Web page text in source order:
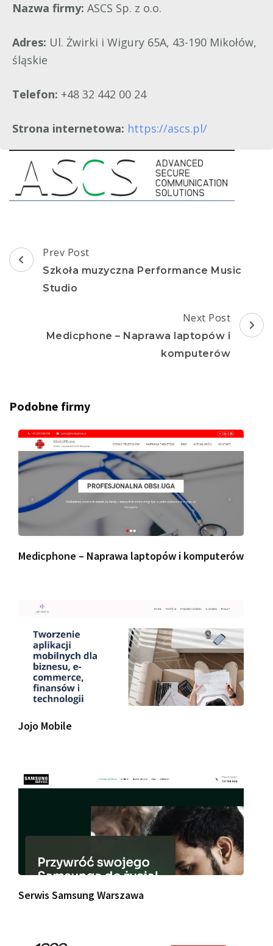
Nazwa firmy: ASCS Sp. z o.o.
Adres: Ul. Żwirki i Wigury 65A, 43-190 Mikołów,
śląskie
Telefon: +48 32 442 00 24
Strona internetowa: https://ascs.pl/
Post
Navigation
Prev Post
Szkoła muzyczna Performance Music
Studio
Next Post
Medicphone – Naprawa laptopów i
komputerów
Podobne firmy
Medicphone – Naprawa laptopów i komputerów
Jojo Mobile
Serwis Samsung Warszawa